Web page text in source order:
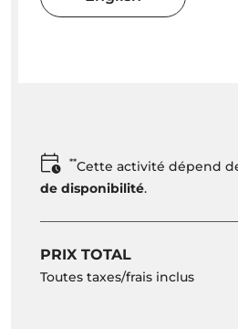
**Cette activité dépend
de disponibilité.
PRIX TOTAL
Toutes taxes/frais inclus